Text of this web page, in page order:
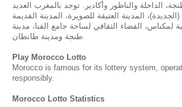
الداخلة والناظور وأكادير. توجد بالمغرب العديد
المدينة العتيقة للصويرة، المدينة القديمة
لمكناس، الفضاء الثقافي لساحة جامع الفنا، مدينة
طنجة ومدينة طانطان.
Play Morocco Lotto
Morocco is famous for its lottery system,
responsibly.
Morocco Lotto Statistics